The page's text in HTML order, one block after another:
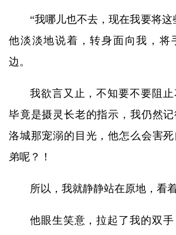
“我哪儿也不去，现在我要将这
他淡淡地说着，转身面向我，将
边。
我欲言又止，不知要不要阻
毕竟是摄灵长老的指示，我仍然
洛城那宠溺的目光，他怎么会害
弟呢？！
所以，我就静静站在原地，看
他眼生笑意，拉起了我的双